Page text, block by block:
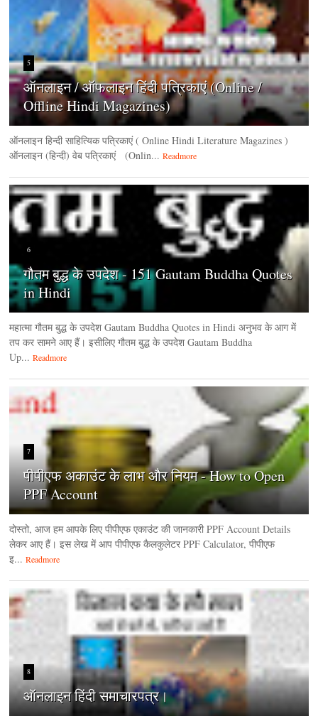
5
ऑनलाइन / ऑफलाइन हिंदी पत्रिकाएं (Online /
Offline Hindi Magazines)
ऑनलाइन हिन्‍दी साहित्यिक पत्रिकाएं ( Online Hindi Literature Magazines )
ऑनलाइन (हिन्‍दी) वेब पत्रिकाएं (Onlin... Readmore
6
गौतम बुद्ध के उपदेश - 151 Gautam Buddha Quotes
in Hindi
महात्मा गौतम बुद्ध के उपदेश Gautam Buddha Quotes in Hindi अनुभव के आग में
तप कर सामने आए हैं। इसीलिए गौतम बुद्ध के उपदेश Gautam Buddha
Up... Readmore
7
पीपीएफ अकाउंट के लाभ और नियम - How to Open
PPF Account
दोस्तो, आज हम आपके लिए पीपीएफ एकाउंट की जानकारी PPF Account Details
लेकर आए हैं। इस लेख में आप पीपीएफ कैलकुलेटर PPF Calculator, पीपीएफ
इ... Readmore
8
ऑनलाइन हिंदी समाचारपत्र।